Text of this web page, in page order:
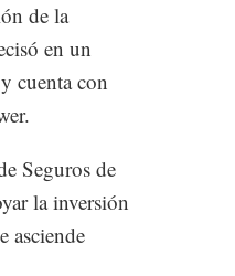
de la
en un
cuenta con
Seguros de
la inversión
asciende